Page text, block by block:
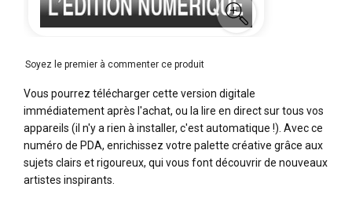
Soyez le premier à commenter ce produit
Vous pourrez télécharger cette version digitale
immédiatement après l'achat, ou la lire en direct sur tous vos
appareils (il n'y a rien à installer, c'est automatique !). Avec ce
numéro de PDA, enrichissez votre palette créative grâce aux
sujets clairs et rigoureux, qui vous font découvrir de nouveaux
artistes inspirants.